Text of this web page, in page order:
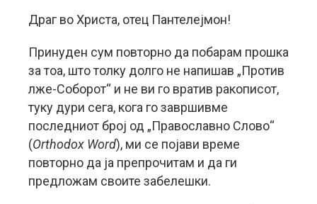
Драг во Христа, отец Пантелејмон!
Принуден сум повторно да побарам прошка
за тоа, што толку долго не напишав „Против
лже-Соборот“ и не ви го вратив ракописот,
туку дури сега, кога го завршивме
последниот број од „Православно Слово“
(Orthodox Word), ми се појави време
повторно да ја препрочитам и да ги
предложам своите забелешки.